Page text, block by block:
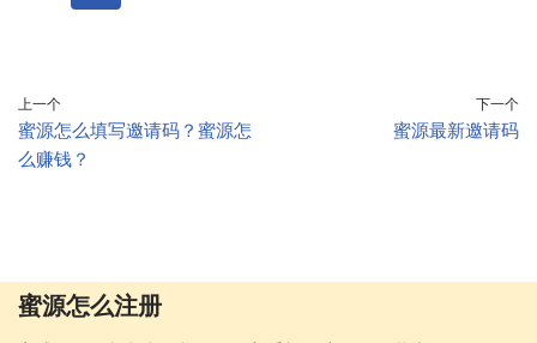
上一个
蜜源怎么填写邀请码？蜜源怎
么赚钱？
下一个
蜜源最新邀请码
蜜源怎么注册